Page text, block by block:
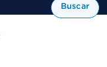
Buscar